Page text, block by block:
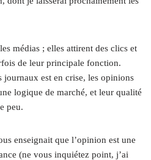
médias ; elles attirent des clics et
de leur principale fonction.
journaux est en crise, les opinions
logique de marché, et leur qualité
peu.
enseignait que l’opinion est une
(ne vous inquiétez point, j’ai